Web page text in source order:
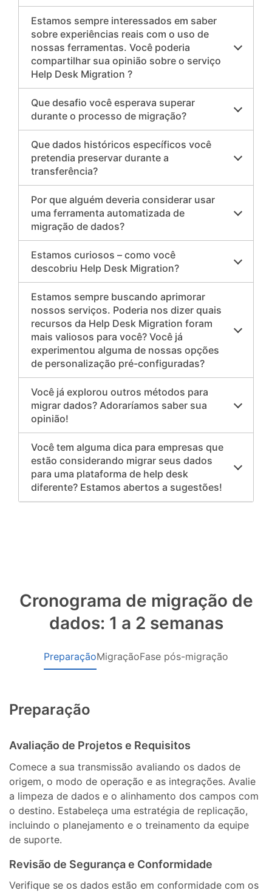
Estamos sempre interessados ​​em saber
sobre experiências reais com o uso de
nossas ferramentas. Você poderia
compartilhar sua opinião sobre o serviço
Help Desk Migration ?
Que desafio você esperava superar
durante o processo de migração?
Que dados históricos específicos você
pretendia preservar durante a
transferência?
Por que alguém deveria considerar usar
uma ferramenta automatizada de
migração de dados?
Estamos curiosos – como você
descobriu Help Desk Migration?
Estamos sempre buscando aprimorar
nossos serviços. Poderia nos dizer quais
recursos da Help Desk Migration foram
mais valiosos para você? Você já
experimentou alguma de nossas opções
de personalização pré-configuradas?
Você já explorou outros métodos para
migrar dados? Adoraríamos saber sua
opinião!
Você tem alguma dica para empresas que
estão considerando migrar seus dados
para uma plataforma de help desk
diferente? Estamos abertos a sugestões!
Cronograma de migração de
dados: 1 a 2 semanas
PreparaçãoMigraçãoFase pós-migração
Preparação
Avaliação de Projetos e Requisitos
Comece a sua transmissão avaliando os dados de
origem, o modo de operação e as integrações. Avalie
a limpeza de dados e o alinhamento dos campos com
o destino. Estabeleça uma estratégia de replicação,
incluindo o planejamento e o treinamento da equipe
de suporte.
Revisão de Segurança e Conformidade
Verifique se os dados estão em conformidade com os